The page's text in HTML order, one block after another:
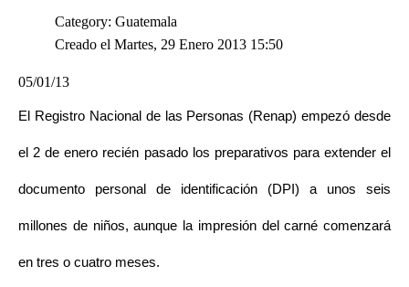
Category: Guatemala
Creado el Martes, 29 Enero 2013 15:50
05/01/13
El Registro Nacional de las Personas (Renap) empezó desde
el 2 de enero recién pasado los preparativos para extender el
documento personal de identificación (DPI) a unos seis
millones de niños, aunque la impresión del carné comenzará
en tres o cuatro meses.